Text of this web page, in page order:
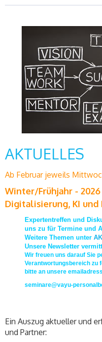
AKTUELLES
Ab Februar jeweils
Winter/Frühjahr -
Digitalisierung, KI und
Expertentreffen und
uns zu für Termine und
Weitere Themen unter
Unsere Newsletter
Wir freuen uns darauf Sie
Verantwortungsbereich zu
bitte an unsere
seminare@vayu-
Ein Auszug aktueller und
und Partner: